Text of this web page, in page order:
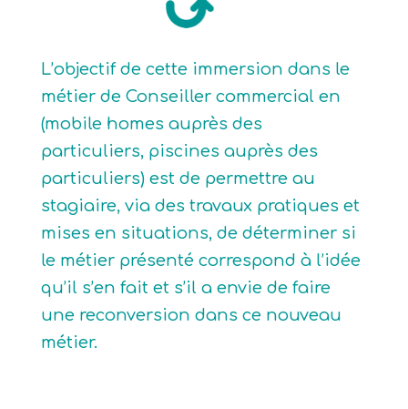
L’objectif de cette immersion dans le
métier de Conseiller commercial en
(mobile homes auprès des
particuliers, piscines auprès des
particuliers) est de permettre au
stagiaire, via des travaux pratiques et
mises en situations, de déterminer si
le métier présenté correspond à l’idée
qu’il s’en fait et s’il a envie de faire
une reconversion dans ce nouveau
métier.